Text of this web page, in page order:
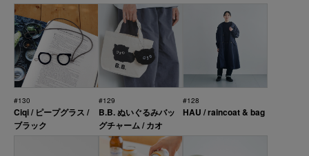
#130
Ciqi / ピープグラス /
ブラック
#129
B.B. ぬいぐるみバッ
グチャーム / カオ
#128
HAU / raincoat & bag